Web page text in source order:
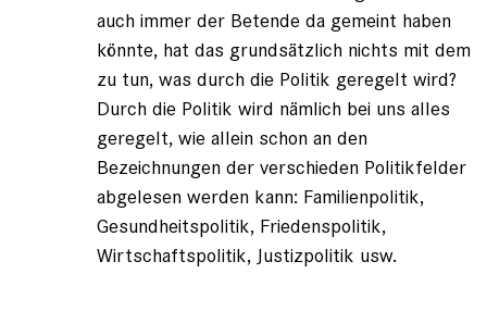
auch immer der Betende da gemeint haben
könnte, hat das grundsätzlich nichts mit dem
zu tun, was durch die Politik geregelt wird?
Durch die Politik wird nämlich bei uns alles
geregelt, wie allein schon an den
Bezeichnungen der verschieden Politikfelder
abgelesen werden kann: Familienpolitik,
Gesundheitspolitik, Friedenspolitik,
Wirtschaftspolitik, Justizpolitik usw.